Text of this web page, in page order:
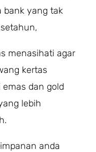
bank yang tak
menasihati agar
kertas
dan gold
lebih
anda